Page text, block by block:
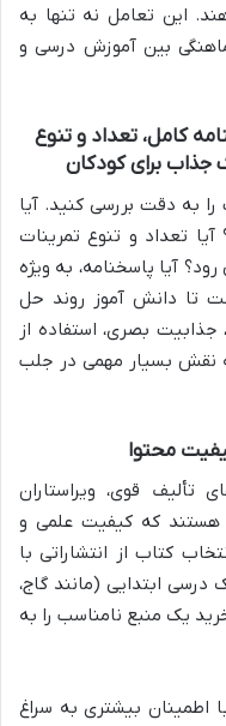
این تعامل نه تنها به
بین آموزش درسی و
کامل، تعداد و تنوع
جذاب برای کودکان
به دقت بررسی کنید. آیا
تعداد و تنوع تمرینات
آیا پاسخنامه، به ویژه
تا دانش آموز روند حل
جذابیت بصری، استفاده از
نقش بسیار مهمی در جلب
محتوا
تألیف قوی، ویراستاران
هستند که کیفیت علمی و
کتاب از انتشاراتی با
ابتدایی (مانند گاج،
یک منبع نامناسب را به
اطمینان بیشتری به سراغ